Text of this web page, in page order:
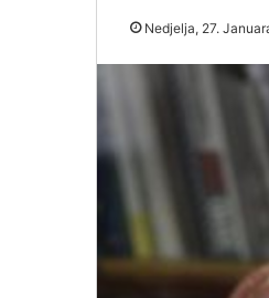
Nedjelja, 27.